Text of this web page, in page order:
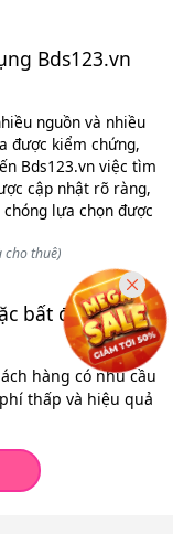
Bds123.vn
nguồn và nhiều
được kiểm chứng,
Bds123.vn việc tìm
cập nhật rõ ràng,
lựa chọn được
thuê)
bất động sản
hàng có nhu cầu
thấp và hiệu quả